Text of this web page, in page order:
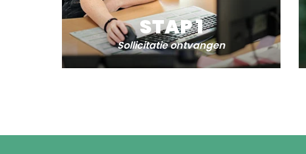
STAP 1
Sollicitatie ontvangen